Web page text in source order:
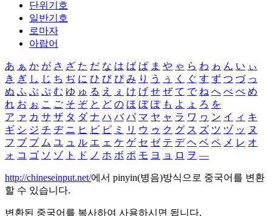
단위기호
일반기호
로마자
아랍어
あ ぁ か が さ ざ た だ な は ば ぱ ま や ゃ ら わ ゎ ん い ぃ
き ぎ し じ ち ぢ に ひ び ぴ み り う ぅ く ぐ す ず つ づ っ
ぬ ふ ぶ ぷ む ゆ ゅ る え ぇ け げ せ ぜ て で ね へ べ ぺ め
れ お ぉ こ ご そ ぞ と ど の ほ ぼ ぽ も よ ょ ろ を
ア ァ カ サ ザ タ ダ ナ ハ バ パ マ ヤ ャ ラ ワ ヮ ン イ ィ キ
ギ シ ジ チ ヂ ニ ヒ ビ ピ ミ リ ウ ゥ ク グ ス ズ ツ ヅ ッ ヌ
フ ブ プ ム ユ ュ ル エ ェ ケ ゲ セ ゼ テ デ ヘ ベ ペ メ レ オ
ォ コ ゴ ソ ゾ ト ド ノ ホ ボ ポ モ ヨ ョ ロ ヲ ―
http://chineseinput.net/에서 pinyin(병음)방식으로 중국어를 변환
할 수 있습니다.
변환된 중국어를 복사하여 사용하시면 됩니다.